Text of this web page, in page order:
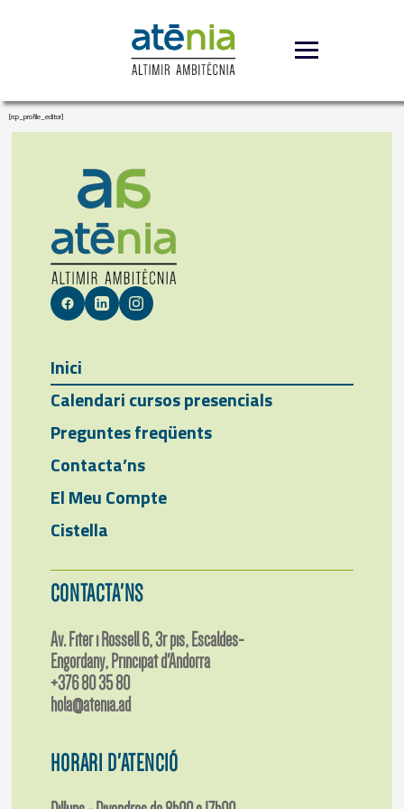
[rcp_profile_editor]
Inici
Calendari cursos presencials
Preguntes freqüents
Contacta’ns
El Meu Compte
Cistella
CONTACTA'NS
Av. Fiter i Rossell 6, 3r pis, Escaldes-
Engordany, Principat d'Andorra
+376 80 35 80
hola@atenia.ad
HORARI D'ATENCIÓ